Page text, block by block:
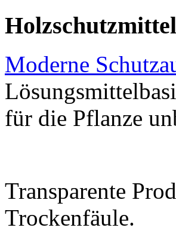
Holzschutzmittel
Moderne
für die Pflanze
Transparente
Trockenfäule.